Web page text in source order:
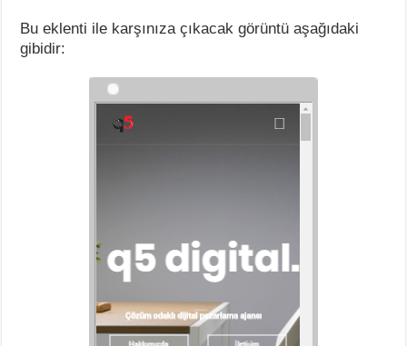
Bu eklenti ile karşınıza çıkacak görüntü aşağıdaki
gibidir: